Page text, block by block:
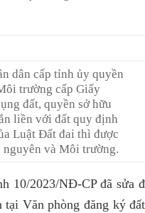
dân cấp tỉnh ủy quyền
trường cấp Giấy
đất, quyền sở hữu
liền với đất quy định
Luật Đất đai thì được
nguyên và Môi trường.
10/2023/NĐ-CP đã sửa
Văn phòng đăng ký